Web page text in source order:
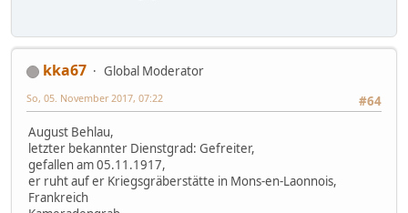
kka67
Global Moderator
#64
So, 05. November 2017, 07:22
August Behlau,
letzter bekannter Dienstgrad: Gefreiter,
gefallen am 05.11.1917,
er ruht auf er Kriegsgräberstätte in Mons-en-Laonnois,
Frankreich